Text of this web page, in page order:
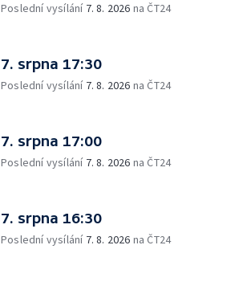
Poslední vysílání 7. 8. 2026 na ČT24
7. srpna 17:30
Poslední vysílání 7. 8. 2026 na ČT24
7. srpna 17:00
Poslední vysílání 7. 8. 2026 na ČT24
7. srpna 16:30
Poslední vysílání 7. 8. 2026 na ČT24